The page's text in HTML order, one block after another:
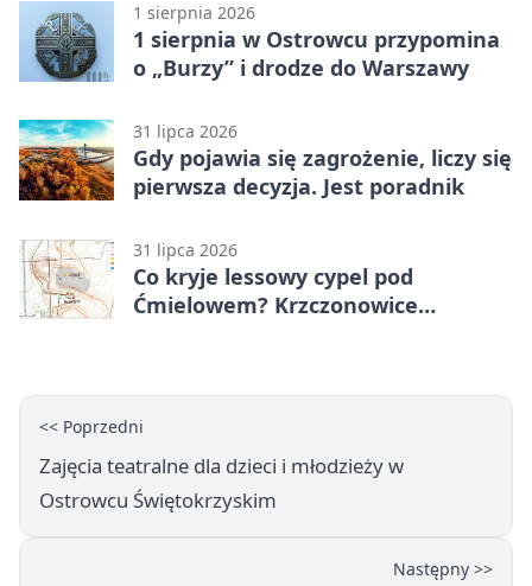
(Grupa IV)
1 sierpnia 2026
1 sierpnia w Ostrowcu przypomina
o „Burzy” i drodze do Warszawy
31 lipca 2026
Gdy pojawia się zagrożenie, liczy się
pierwsza decyzja. Jest poradnik
31 lipca 2026
Co kryje lessowy cypel pod
Ćmielowem? Krzczonowice
<< Poprzedni
Zajęcia teatralne dla dzieci i młodzieży w
Ostrowcu Świętokrzyskim
Następny >>